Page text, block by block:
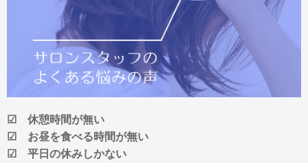
☑ 休憩時間が無い
☑ お昼を食べる時間が無い
☑ 平日の休みしかない